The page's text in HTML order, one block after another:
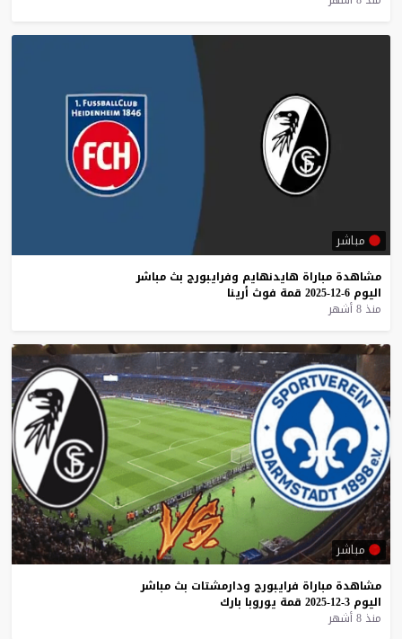
مباشر
مشاهدة مباراة هايدنهايم وفرايبورج بث مباشر
اليوم 6-12-2025 قمة فوث أرينا
منذ 8 أشهر
مباشر
مشاهدة مباراة فرايبورج ودارمشتات بث مباشر
اليوم 3-12-2025 قمة يوروبا بارك
منذ 8 أشهر